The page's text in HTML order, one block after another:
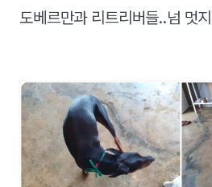
도베르만과 리트리버들..넘 멋